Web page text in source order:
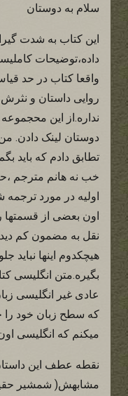
سلام به دوستان
این کتاب به شدت
داده،توضیحات
واقعا کتاب در حد
روایی داستان و
نداره.از این
دوستان لینک دادن.
تطابق دادم که باید
خب نه هانم مترجم
اولیه در مورد
اون بعضی از
نقل به مضمون کم
هیچکدوم اینها نباید
بگیره.متن انگلیسی
عادی غیر انگلیسی
که سطح زبان خود را
میکنم که انگلیسی
نقطه عطف این
مشابهش( شمشیر